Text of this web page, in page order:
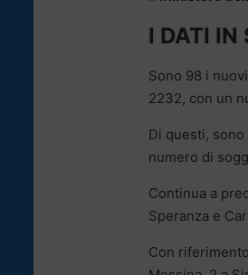
I DATI IN
Sono 98 i
2232, con un
Di questi,
numero di
Continua a
Speranza e
Con